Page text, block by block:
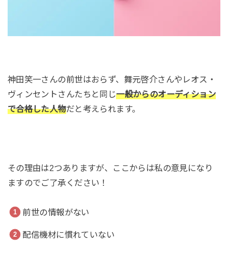
神田笑一さんの前世はおらず、舞元啓介さんやレオス・
ヴィンセントさんたちと同じ一般からのオーディション
で合格した人物だと考えられます。
その理由は2つありますが、ここからは私の意見になり
ますのでご了承ください！
前世の情報がない
配信機材に慣れていない